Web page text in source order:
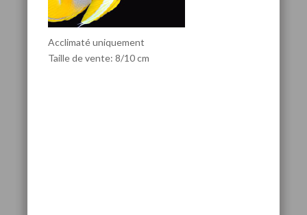
Canthigaster valentini
Acclimaté uniquement
Taille de vente: 8/10 cm